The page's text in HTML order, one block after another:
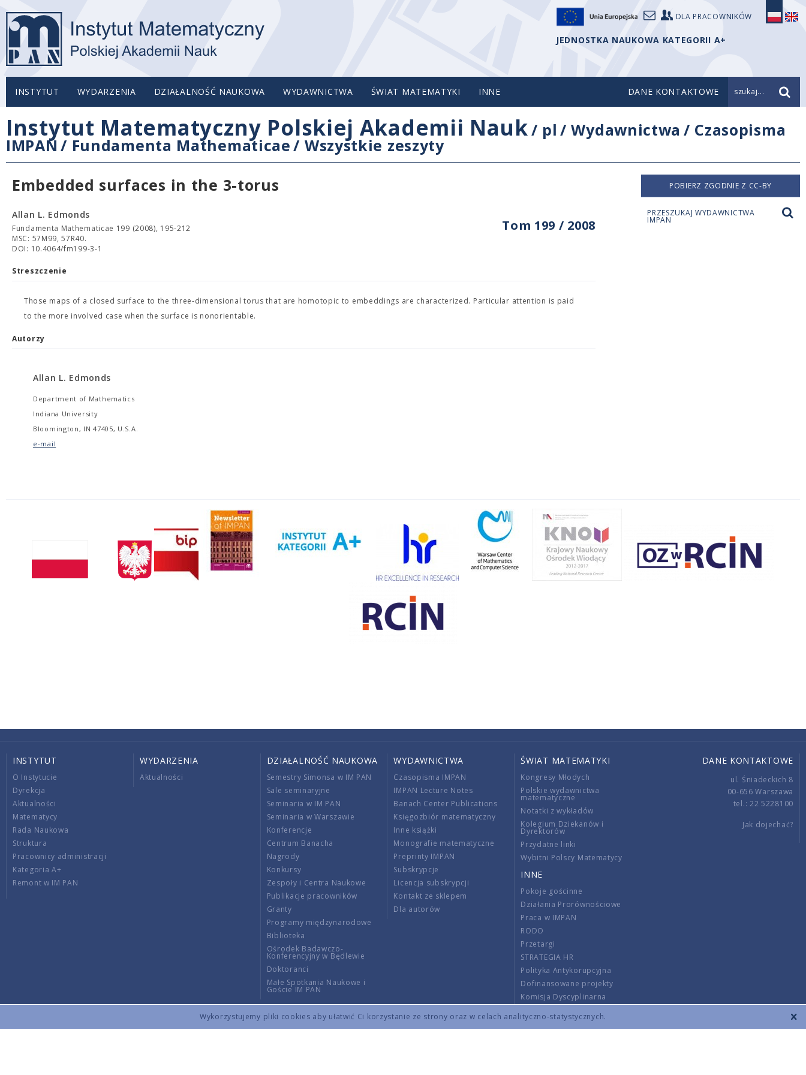
Wykorzystujemy pliki cookies aby ułatwić Ci korzystanie ze strony oraz w celach analityczno-statystycznych.
DLA PRACOWNIKÓW
JEDNOSTKA NAUKOWA KATEGORII A+
INSTYTUT WYDARZENIA DZIAŁALNOŚĆ NAUKOWA WYDAWNICTWA ŚWIAT MATEMATYKI INNE DANE KONTAKTOWE szukaj...
Instytut Matematyczny Polskiej Akademii Nauk/ pl /Wydawnictwa / Czasopisma
IMPAN / Fundamenta Mathematicae/ Wszystkie zeszyty
Embedded surfaces in the 3-torus
Tom 199 / 2008
Allan L. Edmonds
Fundamenta Mathematicae 199 (2008), 195-212
MSC: 57M99, 57R40.
DOI: 10.4064/fm199-3-1
Streszczenie
Those maps of a closed surface to the three-dimensional torus that are homotopic to embeddings are characterized. Particular attention is paid
to the more involved case when the surface is nonorientable.
Autorzy
Allan L. Edmonds
Department of Mathematics
Indiana University
Bloomington, IN 47405, U.S.A.
e-mail
POBIERZ ZGODNIE Z CC-BY
PRZESZUKAJ WYDAWNICTWA
IMPAN
INSTYTUT
O Instytucie
Dyrekcja
Aktualności
Matematycy
Rada Naukowa
Struktura
Pracownicy administracji
Kategoria A+
Remont w IM PAN
WYDARZENIA
Aktualności
DZIAŁALNOŚĆ NAUKOWA
Semestry Simonsa w IM PAN
Sale seminaryjne
Seminaria w IM PAN
Seminaria w Warszawie
Konferencje
Centrum Banacha
Nagrody
Konkursy
Zespoły i Centra Naukowe
Publikacje pracowników
Granty
Programy międzynarodowe
Biblioteka
Ośrodek Badawczo-
Konferencyjny w Będlewie
Doktoranci
Małe Spotkania Naukowe i
Goście IM PAN
WYDAWNICTWA
Czasopisma IMPAN
IMPAN Lecture Notes
Banach Center Publications
Księgozbiór matematyczny
Inne książki
Monografie matematyczne
Preprinty IMPAN
Subskrypcje
Licencja subskrypcji
Kontakt ze sklepem
Dla autorów
ŚWIAT MATEMATYKI
Kongresy Młodych
Polskie wydawnictwa
matematyczne
Notatki z wykładów
Kolegium Dziekanów i
Dyrektorów
Przydatne linki
Wybitni Polscy Matematycy
INNE
Pokoje gościnne
Działania Prorównościowe
Praca w IMPAN
RODO
Przetargi
STRATEGIA HR
Polityka Antykorupcyjna
Dofinansowane projekty
Komisja Dyscyplinarna
Wnoszenie opłat
DANE KONTAKTOWE
ul. Śniadeckich 8
00-656 Warszawa
tel.: 22 5228100
Jak dojechać?